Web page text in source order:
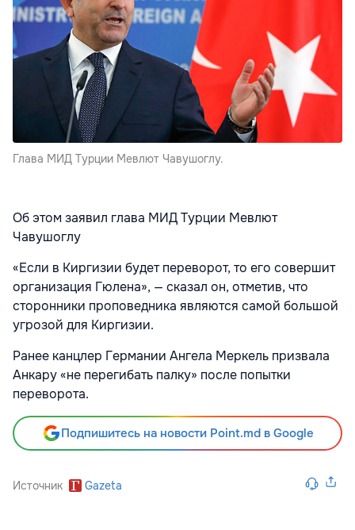
Глава МИД Турции Мевлют Чавушоглу.
Об этом заявил глава МИД Турции Мевлют
Чавушоглу
«Если в Киргизии будет переворот, то его совершит
организация Гюлена», — сказал он, отметив, что
сторонники проповедника являются самой большой
угрозой для Киргизии.
Ранее канцлер Германии Ангела Меркель призвала
Анкару «не перегибать палку» после попытки
переворота.
Подпишитесь на новости Point.md в Google
Источник Gazeta